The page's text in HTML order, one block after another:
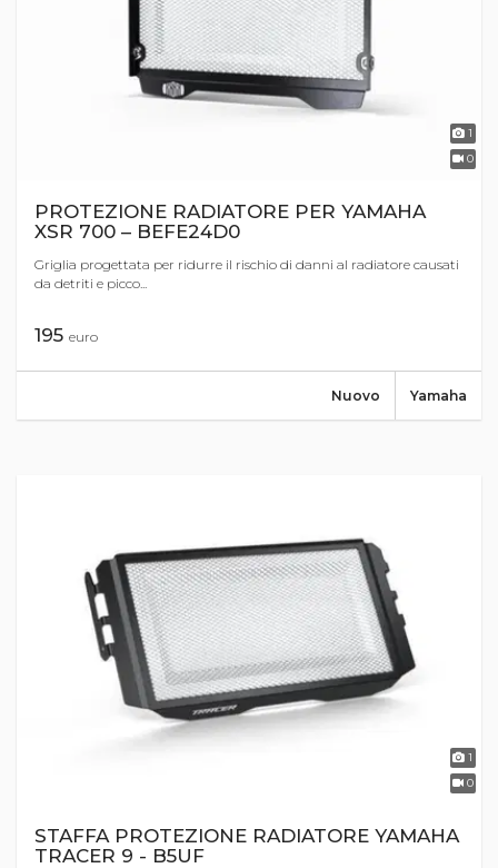
1
0
PROTEZIONE RADIATORE PER YAMAHA
XSR 700 – BEFE24D0
Griglia progettata per ridurre il rischio di danni al radiatore causati
da detriti e picco...
195 euro
Yamaha
Nuovo
1
0
STAFFA PROTEZIONE RADIATORE YAMAHA
TRACER 9 - B5UF